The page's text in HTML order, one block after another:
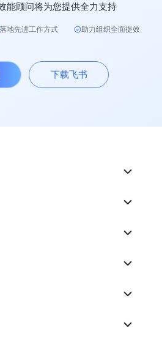
能顾问将为您提供全力支持
地先进工作方式 助力组织全面提效
下载飞书